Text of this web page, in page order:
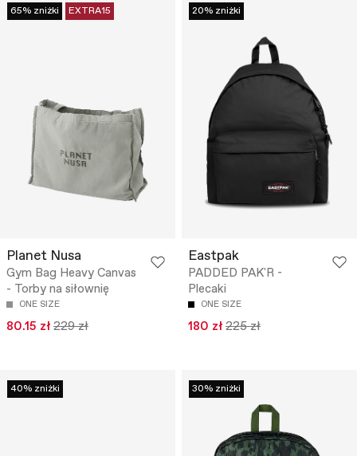
65% zniżki EXTRA15
Planet Nusa
Gym Bag Heavy Canvas
- Torby na siłownię
ONE SIZE
80.15 zł 229 zł
20% zniżki
Eastpak
PADDED PAK'R -
Plecaki
ONE SIZE
180 zł 225 zł
40% zniżki 30% zniżki